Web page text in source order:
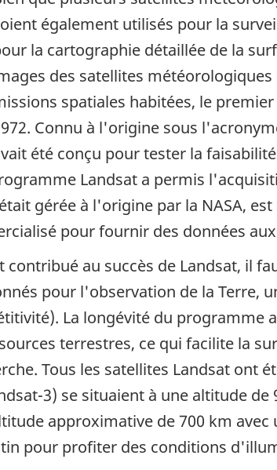
également utilisés pour la
la cartographie détaillée de la
des satellites
spatiales habitées, le
Connu à l'origine sous
été conçu pour tester la
Landsat a permis
gérée à l'origine par la NASA,
pour fournir des données
contribué au succès de Landsat, il
pour l'observation de la Terre,
La longévité du programme
terrestres, ce qui facilite la
Tous les satellites Landsat ont
3) se situaient à une altitude
approximative de 700 km
pour profiter des conditions